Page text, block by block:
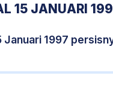
15 JANUARI
Januari 1997